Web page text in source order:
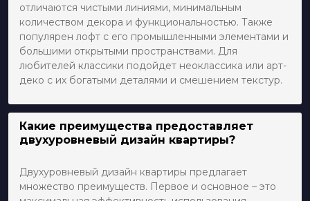
отличаются чистыми линиями, минимальным
количеством декора и функциональностью. Также
популярен лофт с его промышленными элементами и
большими открытыми пространствами. Для
любителей классики подойдет неоклассика или арт-
деко с их богатыми деталями и смешением текстур.
Какие преимущества предоставляет
двухуровневый дизайн квартиры?
Двухуровневый дизайн квартиры предлагает
множество преимуществ. Первое и основное – это